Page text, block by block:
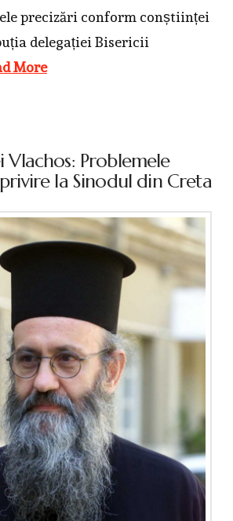
precizări conform conștiinței
delegației Bisericii
More
Vlachos: Problemele
la Sinodul din Creta